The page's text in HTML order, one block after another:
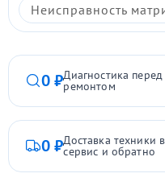
Неисправность
0 ₽Диагностика перед
ремонтом
0 ₽Доставка техники в
сервис и обратно